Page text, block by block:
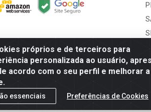
próprios e de terceiros para
personalizada ao usuário,
acordo com o seu perfil e melhorar a
essenciais Preferências de Cookies
Distribuidora de Material de Construção